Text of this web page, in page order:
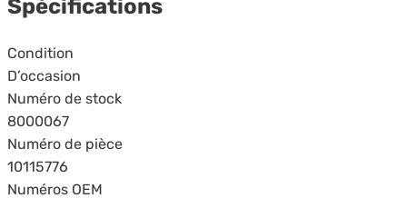
Spécifications
Condition
D’occasion
Numéro de stock
8000067
Numéro de pièce
10115776
Numéros OEM